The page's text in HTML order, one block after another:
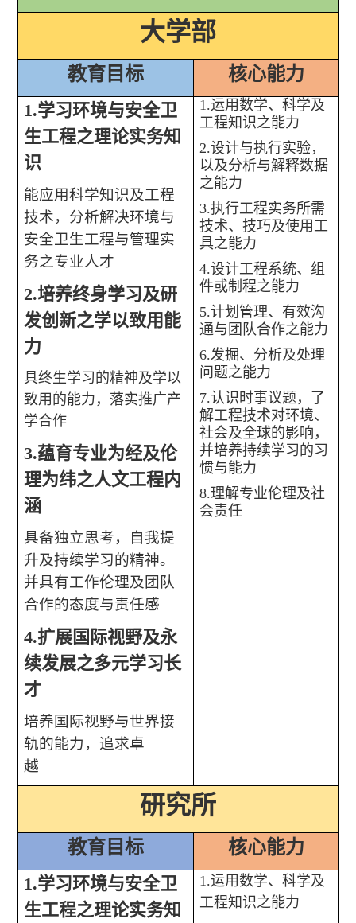
大学部
教育目标 核心能力
1.学习环境与安全卫
生工程之理论实务知
识
能应用科学知识及工程
技术，分析解决环境与
安全卫生工程与管理实
务之专业人才
2.培养终身学习及研
发创新之学以致用能
力
具终生学习的精神及学以
致用的能力，落实推广产
学合作
3.蕴育专业为经及伦
理为纬之人文工程内
涵
具备独立思考，自我提
升及持续学习的精神。
并具有工作伦理及团队
合作的态度与责任感
4.扩展国际视野及永
续发展之多元学习长
才
培养国际视野与世界接
轨的能力，追求卓
越
1.运用数学、科学及
工程知识之能力
2.设计与执行实验，
以及分析与解释数据
之能力
3.执行工程实务所需
技术、技巧及使用工
具之能力
4.设计工程系统、组
件或制程之能力
5.计划管理、有效沟
通与团队合作之能力
6.发掘、分析及处理
问题之能力
7.认识时事议题，了
解工程技术对环境、
社会及全球的影响，
并培养持续学习的习
惯与能力
8.理解专业伦理及社
会责任
研究所
教育目标 核心能力
1.学习环境与安全卫
生工程之理论实务知
1.运用数学、科学及
工程知识之能力